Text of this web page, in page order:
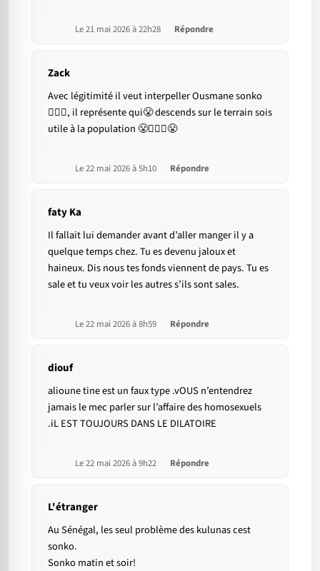
Le 21 mai 2026 à 22h28 Répondre
Zack
Avec légitimité il veut interpeller Ousmane sonko
🤷🏽‍♂️, il représente qui😤 descends sur le terrain sois
utile à la population 😤🤷🏽‍♂️😤
Le 22 mai 2026 à 5h10 Répondre
faty Ka
Il fallait lui demander avant d’aller manger il y a
quelque temps chez. Tu es devenu jaloux et
haineux. Dis nous tes fonds viennent de pays. Tu es
sale et tu veux voir les autres s’ils sont sales.
Le 22 mai 2026 à 8h59 Répondre
diouf
alioune tine est un faux type .vOUS n’entendrez
jamais le mec parler sur l’affaire des homosexuels
.iL EST TOUJOURS DANS LE DILATOIRE
Le 22 mai 2026 à 9h22 Répondre
L'étranger
Au Sénégal, les seul problème des kulunas cest
sonko.
Sonko matin et soir!